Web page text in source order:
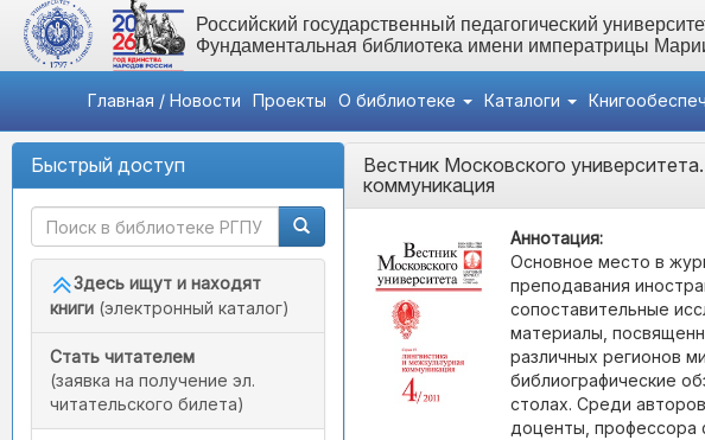
Российский государственный педагогический
Фундаментальная библиотека имени императрицы
Главная / Новости Проекты О библиотеке Каталоги
Быстрый доступ
Здесь ищут и находят
книги (электронный каталог)
Стать читателем
(заявка на получение эл.
читательского билета)
Вестник Московского
коммуникация
Аннотация:
Основное место в
преподавания
сопоставительные
материалы,
различных регионов
библиографические
столах. Среди
доценты, профессора